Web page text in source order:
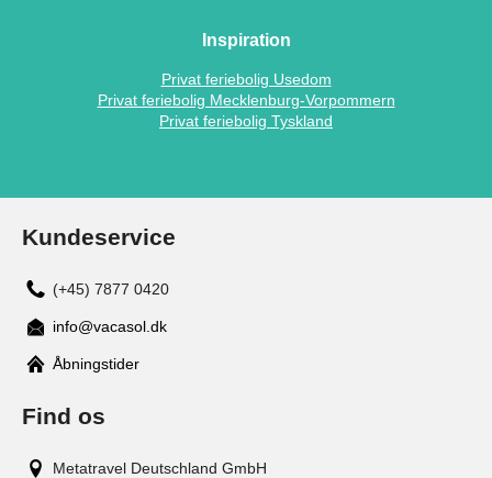
Inspiration
Privat feriebolig Usedom
Privat feriebolig Mecklenburg-Vorpommern
Privat feriebolig Tyskland
Kundeservice
(+45) 7877 0420
info@vacasol.dk
Åbningstider
Find os
Metatravel Deutschland GmbH